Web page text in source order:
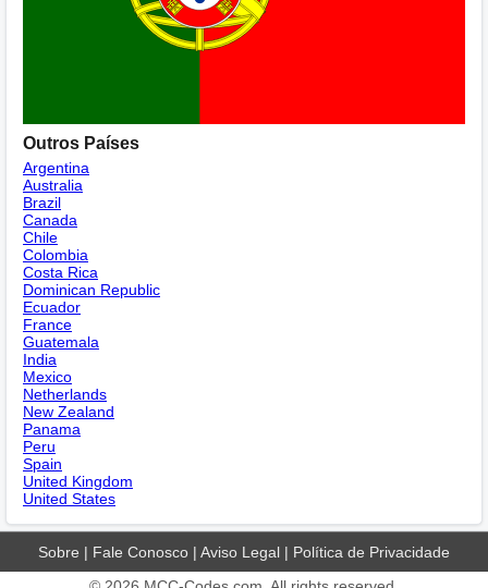
Outros Países
Argentina
Australia
Brazil
Canada
Chile
Colombia
Costa Rica
Dominican Republic
Ecuador
France
Guatemala
India
Mexico
Netherlands
New Zealand
Panama
Peru
Spain
United Kingdom
United States
Sobre | Fale Conosco | Aviso Legal | Política de Privacidade